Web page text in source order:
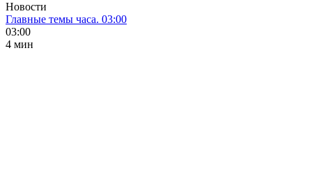
Новости
Главные темы часа. 03:00
03:00
4 мин